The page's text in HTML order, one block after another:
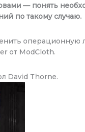
— понять
по такому случаю.
от ModCloth.
David Thorne.